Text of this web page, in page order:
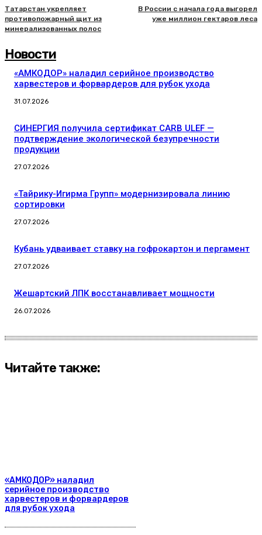
Татарстан укрепляет
противопожарный щит из
минерализованных полос
В России с начала года выгорел
уже миллион гектаров леса
Новости
«АМКОДОР» наладил серийное производство
харвестеров и форвардеров для рубок ухода
31.07.2026
СИНЕРГИЯ получила сертификат CARB ULEF —
подтверждение экологической безупречности
продукции
27.07.2026
«Тайрику-Игирма Групп» модернизировала линию
сортировки
27.07.2026
Кубань удваивает ставку на гофрокартон и пергамент
27.07.2026
Жешартский ЛПК восстанавливает мощности
26.07.2026
Читайте также:
«АМКОДОР» наладил
серийное производство
харвестеров и форвардеров
для рубок ухода